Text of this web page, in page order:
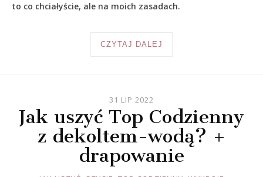
to co chciałyście, ale na moich zasadach.
CZYTAJ DALEJ
31 LIP 2022
Jak uszyć Top Codzienny
z dekoltem-wodą? +
drapowanie